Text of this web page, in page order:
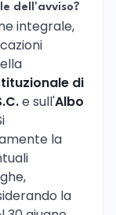
dell'avviso?
integrale,
di
e sull'Albo
la
la